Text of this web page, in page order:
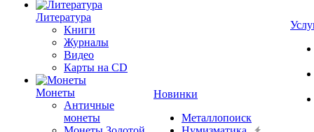
Литература
Книги
Журналы
Видео
Карты на CD
Монеты
Античные
монеты
Новинки
Металлопоиск